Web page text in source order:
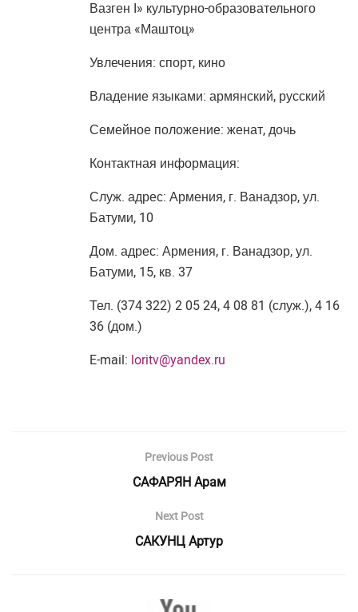
Вазген I» культурно-образовательного
центра «Маштоц»
Увлечения: спорт, кино
Владение языками: армянский, русский
Семейное положение: женат, дочь
Контактная информация:
Служ. адрес: Армения, г. Ванадзор, ул.
Батуми, 10
Дом. адрес: Армения, г. Ванадзор, ул.
Батуми, 15, кв. 37
Тел. (374 322) 2 05 24, 4 08 81 (служ.), 4 16
36 (дом.)
E-mail: loritv@yandex.ru
Previous Post
САФАРЯН Арам
Next Post
САКУНЦ Артур